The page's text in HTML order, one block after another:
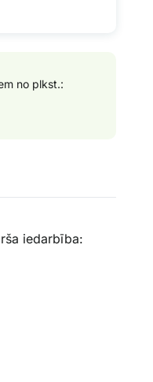
no plkst.:
iedarbība: